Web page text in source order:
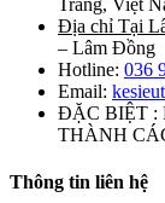
Trăng, Việt
Địa chỉ Tại
– Lâm Đồng
Hotline: 036
Email:
ĐẶC BIỆT :
THÀNH
Thông tin liên hệ